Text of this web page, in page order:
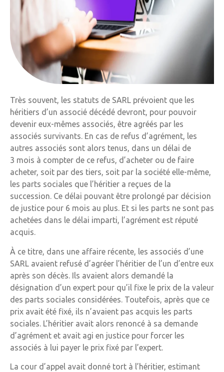
Très souvent, les statuts de SARL prévoient que les
héritiers d’un associé décédé devront, pour pouvoir
devenir eux-mêmes associés, être agréés par les
associés survivants. En cas de refus d’agrément, les
autres associés sont alors tenus, dans un délai de
3 mois à compter de ce refus, d’acheter ou de faire
acheter, soit par des tiers, soit par la société elle-même,
les parts sociales que l’héritier a reçues de la
succession. Ce délai pouvant être prolongé par décision
de justice pour 6 mois au plus. Et si les parts ne sont pas
achetées dans le délai imparti, l’agrément est réputé
acquis.
À ce titre, dans une affaire récente, les associés d’une
SARL avaient refusé d’agréer l’héritier de l’un d’entre eux
après son décès. Ils avaient alors demandé la
désignation d’un expert pour qu’il fixe le prix de la valeur
des parts sociales considérées. Toutefois, après que ce
prix avait été fixé, ils n’avaient pas acquis les parts
sociales. L’héritier avait alors renoncé à sa demande
d’agrément et avait agi en justice pour forcer les
associés à lui payer le prix fixé par l’expert.
La cour d’appel avait donné tort à l’héritier, estimant